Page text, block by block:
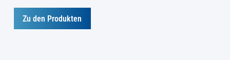
Zu den Produkten